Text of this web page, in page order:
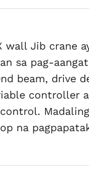
wall Jib crane
sa pag-
beam, drive
controller
na